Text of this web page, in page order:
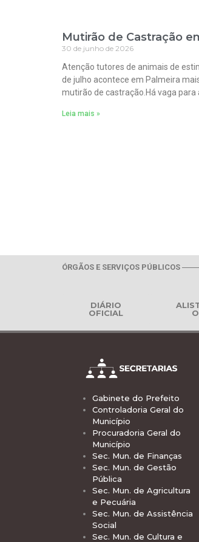
Mutirão de Castração
30 de junho de 2026
Atenção tutores de animais de
de julho acontece em Palmeira
mutirão de castração.Há vaga para
Leia mais »
ÓRGÃOS E SERVIÇOS PÚBLICOS
DIÁRIO
OFICIAL
Gabinete do Prefeito
Controladoria Geral do
Município
Procuradoria Geral do
Município
Sec. Mun. de Finanças
Sec. Mun. de Gestão
Pública
Sec. Mun. de Agricultura
e Pecuária
Sec. Mun. de Assistência
Social
Sec. Mun. de Cultura e